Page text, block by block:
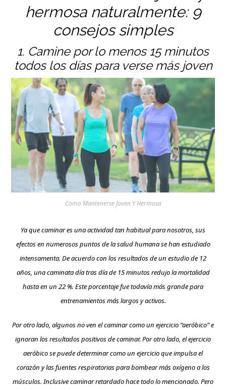
hermosa naturalmente: 9
consejos simples
1. Camine por lo menos 15 minutos
todos los días para verse más joven
Como Mantenerse Joven Y Hermosa
Ya que caminar es una actividad tan habitual para nosotros, sus
efectos en numerosos puntos de la salud humana se han estudiado
intensamenta. De acuerdo con los resultados de un estudio de 12
años, una caminata día tras día de 15 minutos redujo la mortalidad
hasta en un 22 %. Este porcentaje fue todavía más grande para
entrenamientos más largos y activos.
Por otro lado, algunos no ven el caminar como un ejercicio “aeróbico” e
ignoran los resultados positivos de caminar. Por otro lado, el ejercicio
aeróbico se puede determinar como un ejercicio que impulsa el
corazón y las fuentes respiratorias para bombear más oxígeno a los
músculos. Inclusive caminar retardado hace todo lo mencionado. Pero